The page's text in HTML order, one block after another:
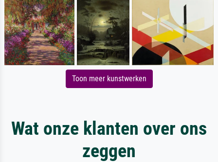
Toon meer kunstwerken
Wat onze klanten over ons
zeggen